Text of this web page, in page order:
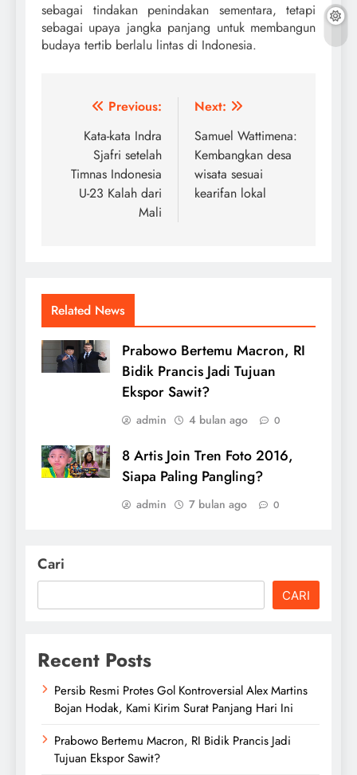
sebagai tindakan penindakan sementara, tetapi
sebagai upaya jangka panjang untuk membangun
budaya tertib berlalu lintas di Indonesia.
Navigasi
pos
Previous:
Kata-kata Indra
Sjafri setelah
Timnas Indonesia
U-23 Kalah dari
Mali
Next:
Samuel Wattimena:
Kembangkan desa
wisata sesuai
kearifan lokal
Related News
Prabowo Bertemu Macron, RI
Bidik Prancis Jadi Tujuan
Ekspor Sawit?
admin 4 bulan ago 0
8 Artis Join Tren Foto 2016,
Siapa Paling Pangling?
admin 7 bulan ago 0
Cari
CARI
Recent Posts
Persib Resmi Protes Gol Kontroversial Alex Martins
Bojan Hodak, Kami Kirim Surat Panjang Hari Ini
Prabowo Bertemu Macron, RI Bidik Prancis Jadi
Tujuan Ekspor Sawit?